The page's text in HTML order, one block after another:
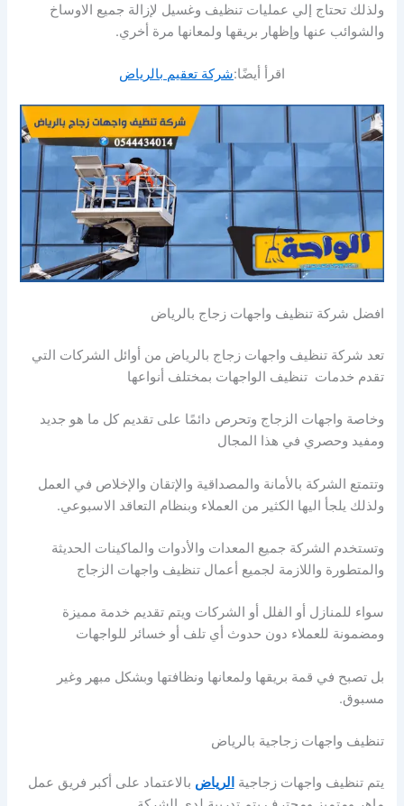
ولذلك تحتاج إلي عمليات تنظيف وغسيل لإزالة جميع الاوساخ
والشوائب عنها وإظهار بريقها ولمعانها مرة أخري.
اقرأ أيضًا:شركة تعقيم بالرياض
افضل شركة تنظيف واجهات زجاج بالرياض
تعد شركة تنظيف واجهات زجاج بالرياض من أوائل الشركات التي
تقدم خدمات تنظيف الواجهات بمختلف أنواعها
وخاصة واجهات الزجاج وتحرص دائمًا على تقديم كل ما هو جديد
ومفيد وحصري في هذا المجال
وتتمتع الشركة بالأمانة والمصداقية والإتقان والإخلاص في العمل
ولذلك يلجأ اليها الكثير من العملاء وبنظام التعاقد الاسبوعي.
وتستخدم الشركة جميع المعدات والأدوات والماكينات الحديثة
والمتطورة واللازمة لجميع أعمال تنظيف واجهات الزجاج
سواء للمنازل أو الفلل أو الشركات ويتم تقديم خدمة مميزة
ومضمونة للعملاء دون حدوث أي تلف أو خسائر للواجهات
بل تصبح في قمة بريقها ولمعانها ونظافتها وبشكل مبهر وغير
مسبوق.
تنظيف واجهات زجاجية بالرياض
يتم تنظيف واجهات زجاجية الرياض بالاعتماد على أكبر فريق عمل